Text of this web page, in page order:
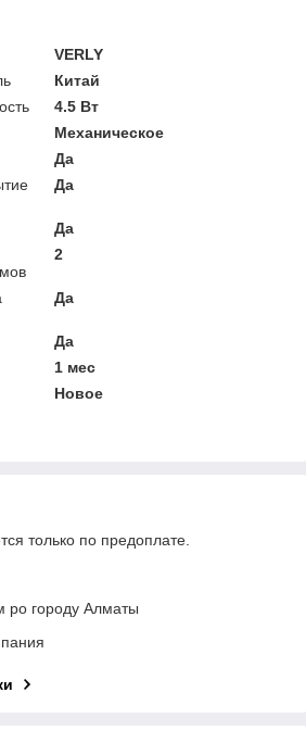
VERLY
Китай
4.5 Вт
Механическое
Да
Да
Да
2
Да
Да
1 мес
Новое
только по предоплате.
ро городу Алматы